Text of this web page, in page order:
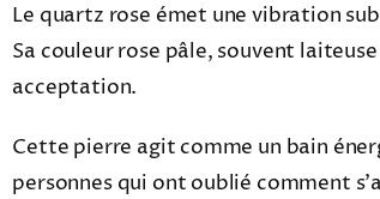
Le quartz rose émet une vibration
Sa couleur rose pâle, souvent
acceptation.
Cette pierre agit comme un bain
personnes qui ont oublié comment